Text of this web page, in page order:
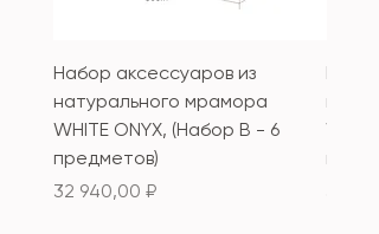
Набор аксессуаров из
натурального мрамора
WHITE ONYX, (Набор B - 6
предметов)
Цена
32 940,00 ₽